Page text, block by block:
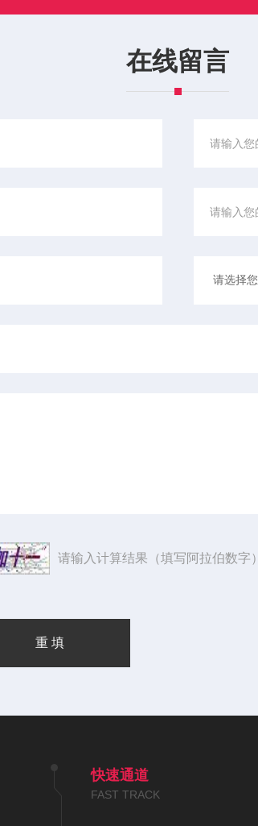
在线留言
请输入计算结果（填写阿拉伯数字
快速通道
FAST TRACK